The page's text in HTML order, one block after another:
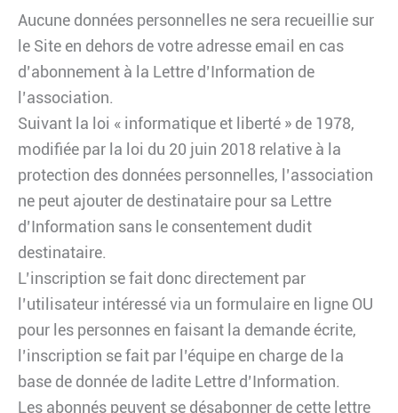
Aucune données personnelles ne sera recueillie sur
le Site en dehors de votre adresse email en cas
d’abonnement à la Lettre d’Information de
l’association.
Suivant la loi « informatique et liberté » de 1978,
modifiée par la loi du 20 juin 2018 relative à la
protection des données personnelles, l’association
ne peut ajouter de destinataire pour sa Lettre
d’Information sans le consentement dudit
destinataire.
L’inscription se fait donc directement par
l’utilisateur intéressé via un formulaire en ligne OU
pour les personnes en faisant la demande écrite,
l’inscription se fait par l’équipe en charge de la
base de donnée de ladite Lettre d’Information.
Les abonnés peuvent se désabonner de cette lettre